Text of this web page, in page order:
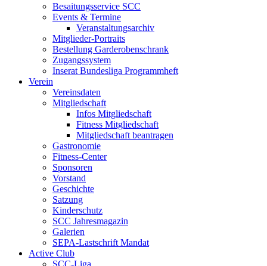
Besaitungsservice SCC
Events & Termine
Veranstaltungsarchiv
Mitglieder-Portraits
Bestellung Garderobenschrank
Zugangssystem
Inserat Bundesliga Programmheft
Verein
Vereinsdaten
Mitgliedschaft
Infos Mitgliedschaft
Fitness Mitgliedschaft
Mitgliedschaft beantragen
Gastronomie
Fitness-Center
Sponsoren
Vorstand
Geschichte
Satzung
Kinderschutz
SCC Jahresmagazin
Galerien
SEPA-Lastschrift Mandat
Active Club